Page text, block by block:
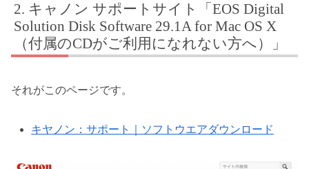
キャノン サポートサイト「EOS Digital
Solution Disk Software 29.1A for Mac OS X
（付属のCDがご利用になれない方へ）」
それがこのページです。
キヤノン：サポート｜ソフトウエアダウンロード